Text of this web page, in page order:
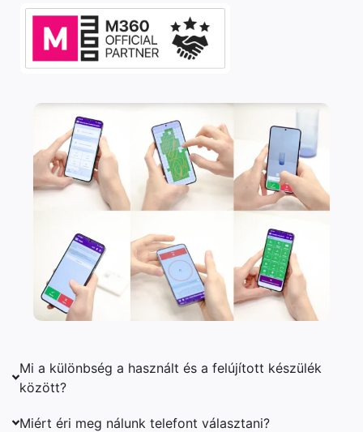
Mi a különbség a használt és a felújított készülék
között?
Miért éri meg nálunk telefont választani?